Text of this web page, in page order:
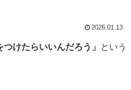
2026.01.13
けたらいいんだろう」
という